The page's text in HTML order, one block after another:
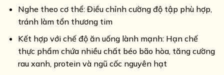
Nghe theo cơ thể: Điều chỉnh cường độ tập phù hợp,
tránh làm tổn thương tim
Kết hợp với chế độ ăn uống lành mạnh: Hạn chế
thực phẩm chứa nhiều chất béo bão hòa, tăng cường
rau xanh, protein và ngũ cốc nguyên hạt